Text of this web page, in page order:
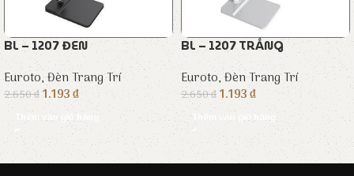
BL – 1207 ĐEN
Euroto,Đèn Trang Trí
2.650₫1.193₫
Thêm vào giỏ hàng
BL – 1207 TRẮNG
Euroto,Đèn Trang Trí
2.650₫1.193₫
Thêm vào giỏ hàng